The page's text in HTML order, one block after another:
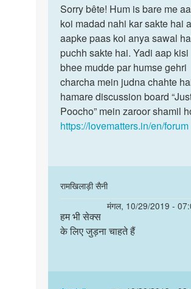
to
Much
he
sexs
karna
hai
by
Aditya
Sorry
bête!
Hum
is
bare
me…
Sorry bête! Hum is bare me
koi madad nahi kar sakte hai
aapke paas koi anya sawal
puchh sakte hai. Yadi aap kisi
bhee mudde par humse gehri
charcha mein judna chahte
hamare discussion board
Poocho” mein zaroor shamil
https://lovematters.in/en/forum
रामखिलाड़ी सैनी
मंगल, 10/29/2019 -
In
reply
Sorry
is
हम
भी
लिए
हम भी सेक्स
के लिए जुड़ना चाहते हैं